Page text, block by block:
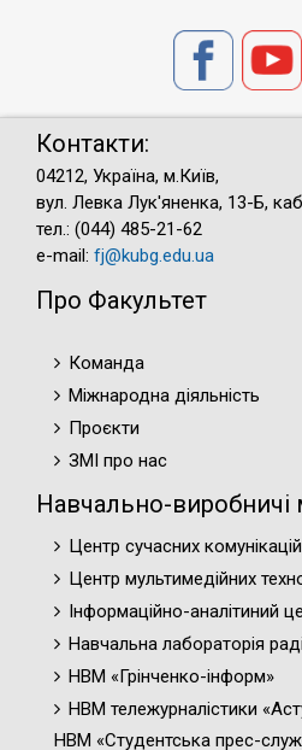
Контакти:
04212, Україна, м.Київ,
вул. Левка Лук'яненка, 13-Б,
тел.: (044) 485-21-62
e-mail: fj@kubg.edu.ua
Про Факультет
Команда
Міжнародна діяльність
Проєкти
ЗМІ про нас
Навчально-виробничі
Центр сучасних комунікацій
Центр мультимедійних
Інформаційно-аналітиний
Навчальна лабораторія
НВМ «Грінченко-інформ»
НВМ тележурналістики
НВМ «Студентська прес-